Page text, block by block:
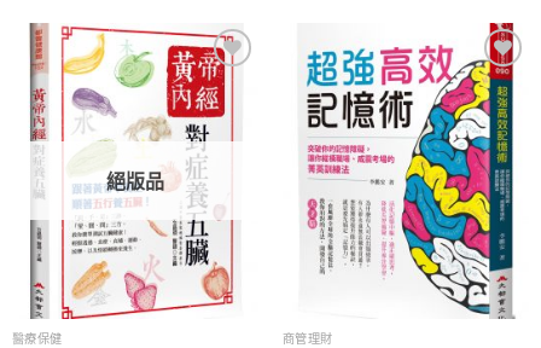
加入
「願
望清
絕版品
醫療保健
加入
「願
望清
單」
商管理財